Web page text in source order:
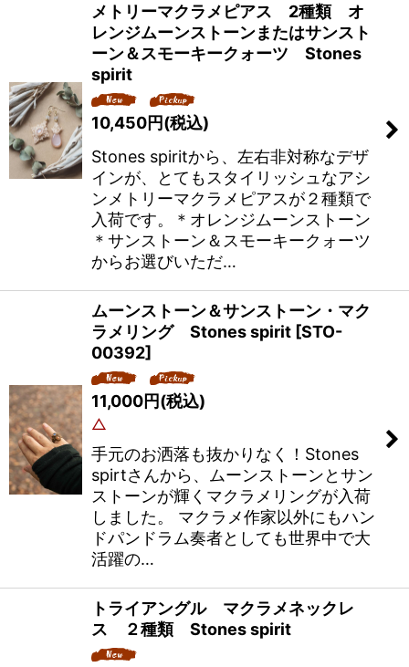
メトリーマクラメピアス 2種類 オ
レンジムーンストーンまたはサンスト
ーン＆スモーキークォーツ Stones
spirit
10,450円(税込)
Stones spiritから、左右非対称なデザ
インが、とてもスタイリッシュなアシ
ンメトリーマクラメピアスが２種類で
入荷です。＊オレンジムーンストーン
＊サンストーン＆スモーキークォーツ
からお選びいただ…
ムーンストーン＆サンストーン・マク
ラメリング Stones spirit [STO-
00392]
11,000円(税込)
△
手元のお洒落も抜かりなく！Stones
spirtさんから、ムーンストーンとサン
ストーンが輝くマクラメリングが入荷
しました。 マクラメ作家以外にもハン
ドパンドラム奏者としても世界中で大
活躍の…
トライアングル マクラメネックレ
ス ２種類 Stones spirit